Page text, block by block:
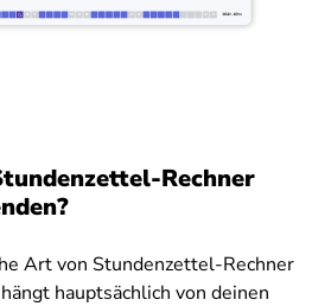
Rechner
Art von Stundenzettel-Rechner
hauptsächlich von deinen